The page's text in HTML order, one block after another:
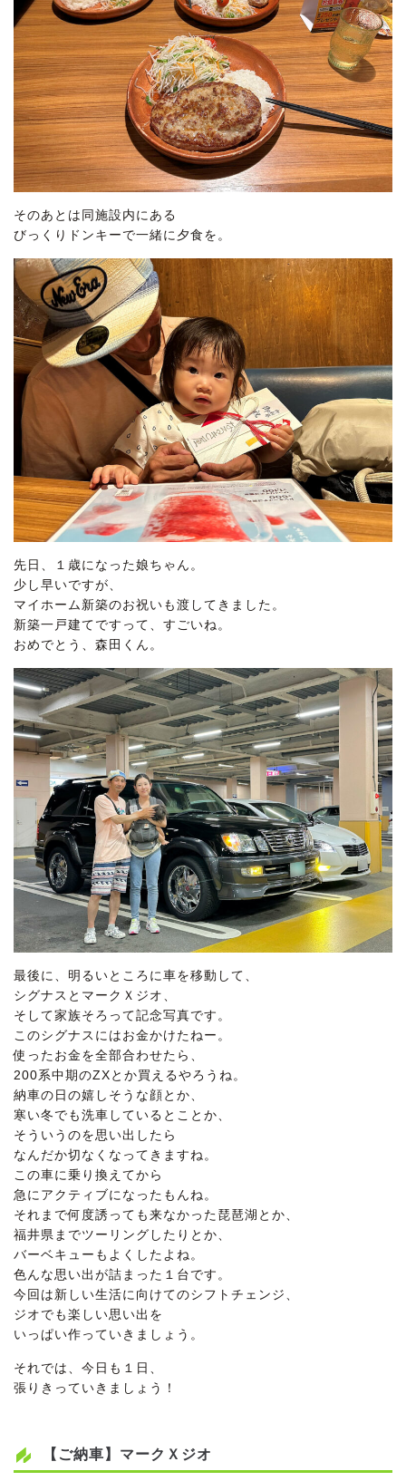
そのあとは同施設内にある
びっくりドンキーで一緒に夕食を。
先日、１歳になった娘ちゃん。
少し早いですが、
マイホーム新築のお祝いも渡してきました。
新築一戸建てですって、すごいね。
おめでとう、森田くん。
最後に、明るいところに車を移動して、
シグナスとマークＸジオ、
そして家族そろって記念写真です。
このシグナスにはお金かけたねー。
使ったお金を全部合わせたら、
200系中期のZXとか買えるやろうね。
納車の日の嬉しそうな顔とか、
寒い冬でも洗車しているとことか、
そういうのを思い出したら
なんだか切なくなってきますね。
この車に乗り換えてから
急にアクティブになったもんね。
それまで何度誘っても来なかった琵琶湖とか、
福井県までツーリングしたりとか、
バーベキューもよくしたよね。
色んな思い出が詰まった１台です。
今回は新しい生活に向けてのシフトチェンジ、
ジオでも楽しい思い出を
いっぱい作っていきましょう。
それでは、今日も１日、
張りきっていきましょう！
【ご納車】マークＸジオ